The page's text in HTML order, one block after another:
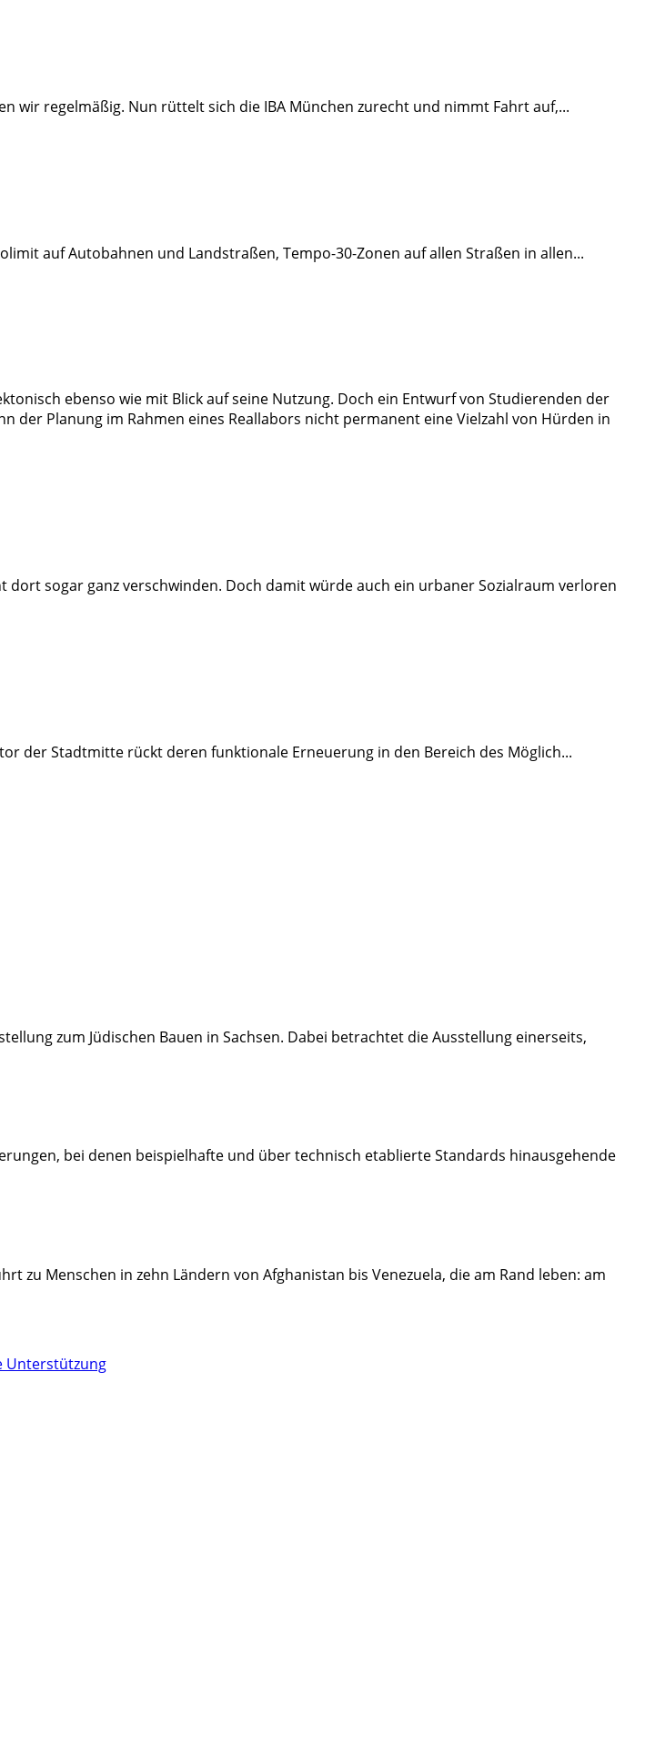
wir regelmäßig. Nun rüttelt sich die IBA München zurecht und nimmt Fahrt auf,...
auf Autobahnen und Landstraßen, Tempo-30-Zonen auf allen Straßen in allen...
ebenso wie mit Blick auf seine Nutzung. Doch ein Entwurf von Studierenden der
der Planung im Rahmen eines Reallabors nicht permanent eine Vielzahl von Hürden in
sogar ganz verschwinden. Doch damit würde auch ein urbaner Sozialraum verloren
der Stadtmitte rückt deren funktionale Erneuerung in den Bereich des Möglich...
zum Jüdischen Bauen in Sachsen. Dabei betrachtet die Ausstellung einerseits,
bei denen beispielhafte und über technisch etablierte Standards hinausgehende
zu Menschen in zehn Ländern von Afghanistan bis Venezuela, die am Rand leben: am
Unterstützung